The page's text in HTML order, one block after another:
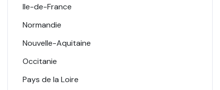
Ile-de-France
Normandie
Nouvelle-Aquitaine
Occitanie
Pays de la Loire